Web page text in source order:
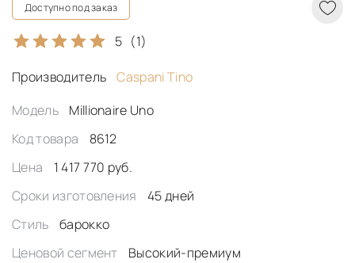
Доступно под заказ
5 (1)
Производитель
Caspani Tino
Модель
Millionaire Uno
Код товара
8612
Цена
1 417 770 руб.
Сроки изготовления
45 дней
Стиль
барокко
Ценовой сегмент
Высокий-премиум